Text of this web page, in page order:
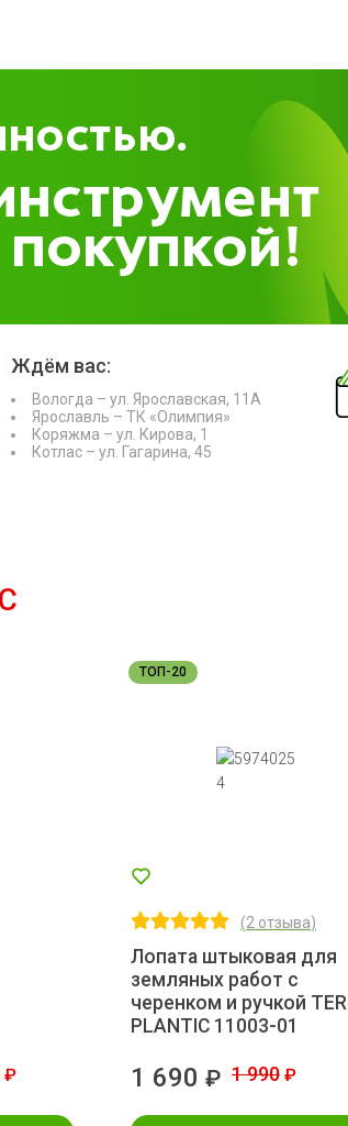
Ждём вас:
Вологда – ул. Ярославская, 11А
Ярославль – ТК «Олимпия»
Коряжма – ул. Кирова, 1
Котлас – ул. Гагарина, 45
₽
ТОП-20
(2 отзыва)
Лопата штыковая для
земляных работ с
черенком и ручкой
PLANTIC 11003-01
1 690 ₽ 1 990 ₽